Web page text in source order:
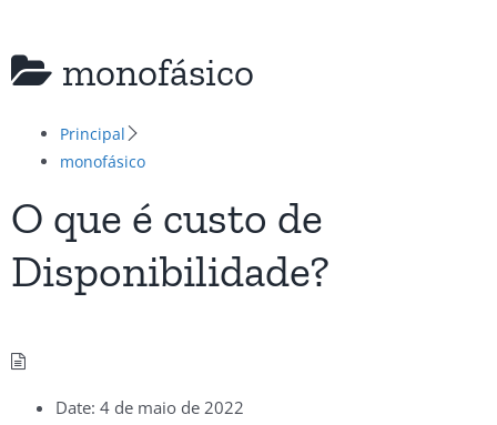
monofásico
Principal
monofásico
O que é custo de
Disponibilidade?
Date: 4 de maio de 2022